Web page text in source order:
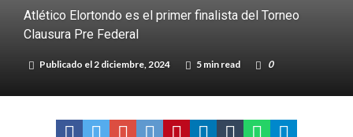
adultos mayores
Colecta solidaria de juguetes en Firmat para el EPI y el Hospital
Atlético Elortondo es el primer finalista del Torneo
Clausura Pre Federal
Publicado el2 diciembre, 2024 5 min read 0